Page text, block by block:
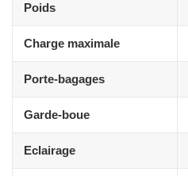
Poids
Charge maximale
Porte-bagages
Garde-boue
Eclairage